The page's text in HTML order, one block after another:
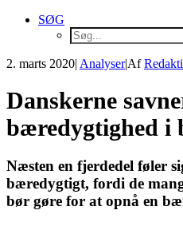
SØG
2. marts 2020| Analyser|Af
Danskerne
bæredygtighed i
Næsten en fjerdedel føler
bæredygtigt, fordi de
bør gøre for at opnå en